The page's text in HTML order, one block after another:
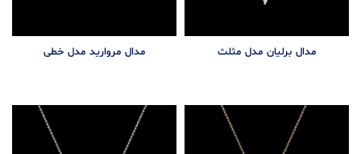
مدال برلیان مدل مثلث مدال مروارید مدل خطی